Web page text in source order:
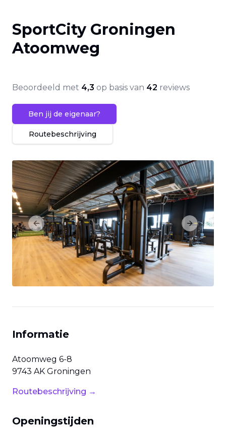
SportCity Groningen
Atoomweg
Beoordeeld met 4,3 op basis van 42 reviews
Ben jij de eigenaar?
Routebeschrijving
Previous slide Next slide
Informatie
Atoomweg 6-8
9743 AK Groningen
Routebeschrijving →
Openingstijden